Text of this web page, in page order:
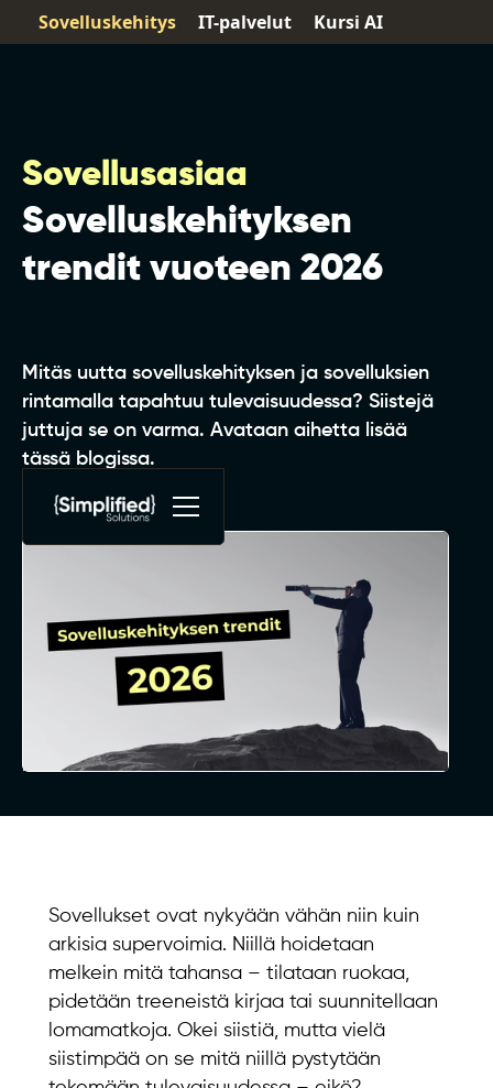
Sovelluskehitys IT-palvelut Kursi AI
Sovellusasiaa
Sovelluskehityksen
trendit vuoteen 2026
Mitäs uutta sovelluskehityksen ja sovelluksien
rintamalla tapahtuu tulevaisuudessa? Siistejä
juttuja se on varma. Avataan aihetta lisää
tässä blogissa.
Sovellukset ovat nykyään vähän niin kuin
arkisia supervoimia. Niillä hoidetaan
melkein mitä tahansa – tilataan ruokaa,
pidetään treeneistä kirjaa tai suunnitellaan
lomamatkoja. Okei siistiä, mutta vielä
siistimpää on se mitä niillä pystytään